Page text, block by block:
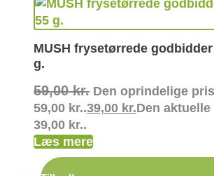
MUSH frysetørrede
g.
59,00kr. Den oprindelige
59,00 kr..39,00 kr.Den
39,00 kr..
Læs mere